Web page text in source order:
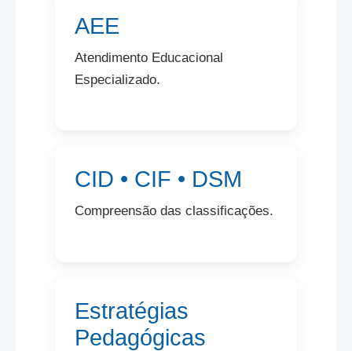
AEE
Atendimento Educacional
Especializado.
CID • CIF • DSM
Compreensão das classificações.
Estratégias
Pedagógicas